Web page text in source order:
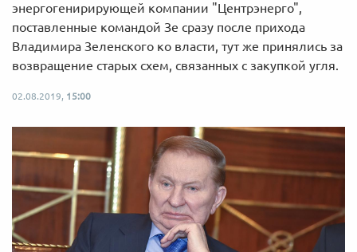
энергогенирирующей компании "Центрэнерго",
поставленные командой Зе сразу после прихода
Владимира Зеленского ко власти, тут же принялись за
возвращение старых схем, связанных с закупкой угля.
02.08.2019, 15:00